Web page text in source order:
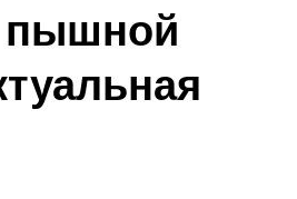
пышной